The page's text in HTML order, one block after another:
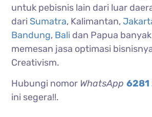
untuk pebisnis lain dari luar
dari Sumatra, Kalimantan,
Bandung, Bali dan Papua
memesan jasa optimasi
Creativism.
Hubungi nomor WhatsApp
ini segera!!.